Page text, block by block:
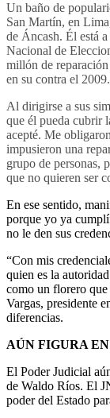
Casma;
en 4 puntos
emergencias
Un baño de
San Martín, en
de Áncash. Él está
Nacional de
millón de
en su contra el 2009.
Al dirigirse a sus
que él pueda cubrir
acepté. Me
impusieron una
grupo de personas,
que no quieren ser
En ese sentido,
porque yo ya
no le den sus
“Con mis
quien es la
como un florero que
Vargas, presidente
diferencias.
AÚN FIGURA
El Poder Judicial
de Waldo Ríos. El
poder del Estado